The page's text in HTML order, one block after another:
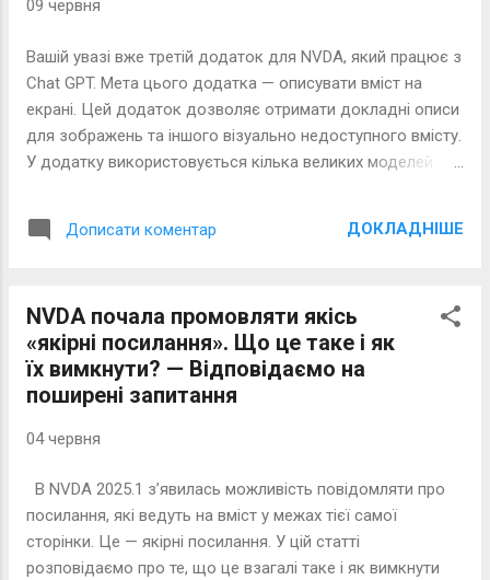
09 червня
Вашій увазі вже третій додаток для NVDA, який працює з
Chat GPT. Мета цього додатка — описувати вміст на
екрані. Цей додаток дозволяє отримати докладні описи
для зображень та іншого візуально недоступного вмісту.
У додатку використовується кілька великих моделей
чому особливості додатка Опис об'єкта у фокусі,
об'єкта навігатора або всього екрана Опис будь-якого
провіднику Windows Підтримує широкий спектр
форматів, включаючи PNG (.png), JPEG (.jpeg і .jpg), WEBP
(.webp) і неанімований GIF (.gif) Додатково кешує
відповіді, щоб зберегти ліміт API Для розширеного
щоб адаптувати інформацію до ваших потреб. Перед
сторінку . Якщо у вас ще немає облікового запису,
створіть його. Якщо маєте, увійдіть. На сторінці ключів
API натисніть...
Дописати коментар ДОКЛАДНІШЕ
NVDA почала промовляти якісь
«якірні посилання». Що це таке і як
їх вимкнути? — Відповідаємо на
поширені запитання
04 червня
В NVDA 2025.1 з’явилась можливість повідомляти про
посилання, які ведуть на вміст у межах тієї самої
сторінки. Це — якірні посилання. У цій статті
розповідаємо про те, що це взагалі таке і як вимкнути